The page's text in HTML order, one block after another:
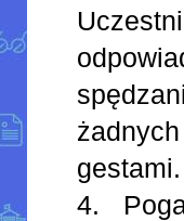
gestami.
4.